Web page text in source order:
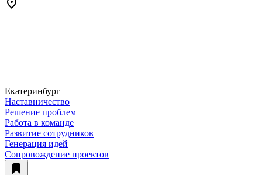
Екатеринбург
Наставничество
Решение проблем
Работа в команде
Развитие сотрудников
Генерация идей
Сопровождение проектов